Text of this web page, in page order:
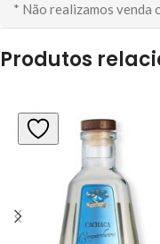
* Não realizamos venda
Produtos